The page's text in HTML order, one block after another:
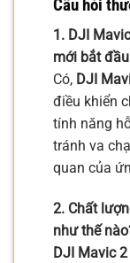
Câu hỏi
1. DJI
mới bắt
Có, DJI
điều khiển
tính năng
tránh va
quan của
2. Chất
như thế
DJI Mavic 2